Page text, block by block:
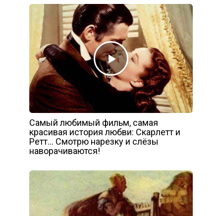
Самый любимый фильм, самая
красивая история любви: Скарлетт и
Ретт… Смотрю нарезку и слёзы
наворачиваются!